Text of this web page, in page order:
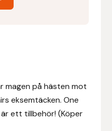
magen på hästen mot
eksemtäcken. One
är ett tillbehör! (Köper